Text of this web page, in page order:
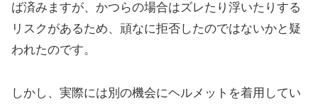
ば済みますが、かつらの場合はズレたり浮いたりする
リスクがあるため、頑なに拒否したのではないかと疑
われたのです。
しかし、実際には別の機会にヘルメットを着用してい